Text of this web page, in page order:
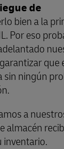
de
bien a la
Por eso
que
ningún
a
almacén
inventario.